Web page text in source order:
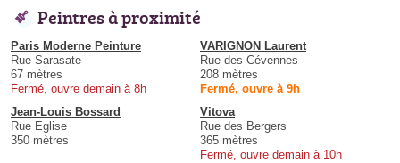
Peintres à proximité
Paris Moderne Peinture
Rue Sarasate
67 mètres
Fermé, ouvre demain à 8h
VARIGNON Laurent
Rue des Cévennes
208 mètres
Fermé, ouvre à 9h
Jean-Louis Bossard
Rue Eglise
350 mètres
Vitova
Rue des Bergers
365 mètres
Fermé, ouvre demain à 10h